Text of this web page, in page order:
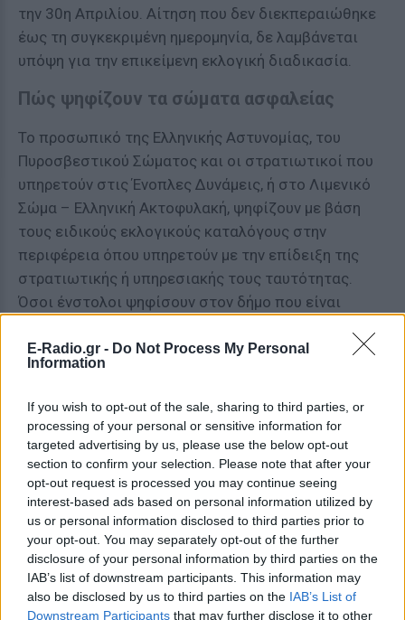
E-Radio.gr - Do Not Process My Personal
Information
If you wish to opt-out of the sale, sharing to third parties, or
processing of your personal or sensitive information for
targeted advertising by us, please use the below opt-out
section to confirm your selection. Please note that after your
opt-out request is processed you may continue seeing
interest-based ads based on personal information utilized by
us or personal information disclosed to third parties prior to
your opt-out. You may separately opt-out of the further
disclosure of your personal information by third parties on the
IAB’s list of downstream participants. This information may
also be disclosed by us to third parties on the IAB’s List of
Downstream Participants that may further disclose it to other
την 30η Απριλίου. Αίτηση που δεν διεκπεραιώθηκε
έως τη συγκεκριμένη ημερομηνία, δε λαμβάνεται
υπόψη για την επικείμενη εκλογική διαδικασία.
Πώς ψηφίζουν τα σώματα ασφαλείας
Το προσωπικό της Ελληνικής Αστυνομίας, του
Πυροσβεστικού Σώματος και οι στρατιωτικοί που
υπηρετούν στις Ένοπλες Δυνάμεις, ή στο Λιμενικό
Σώμα – Ελληνική Ακτοφυλακή, ψηφίζουν με βάση
τους ειδικούς εκλογικούς καταλόγους στην
περιφέρεια όπου υπηρετούν με την επίδειξη της
στρατιωτικής ή υπηρεσιακής τους ταυτότητας.
Όσοι ένστολοι ψηφίσουν στον δήμο που είναι
εφορευτική επιτροπή βεβαίωση της υπηρεσίας
τους ή της μονάδας τους ότι δεν έχουν εγγραφεί
Οι ναυτικοί που υπηρετούν σε πλοίο με ελληνική
σημαία, που την ημέρα των εκλογών βρίσκεται σε
ελληνικό λιμάνι, εγγράφονται σε ειδικούς
εκλογικούς καταλόγους ώστε να ψηφίσουν στον
δήμο όπου βρίσκεται το πλοίο.
Επίσης, Έλληνες πολίτες, οι οποίοι είναι
φυλακισμένοι και δεν έχουν στερηθεί το δικαίωμα
του εκλέγειν, ψηφίζουν στο εκλογικό τμήμα του